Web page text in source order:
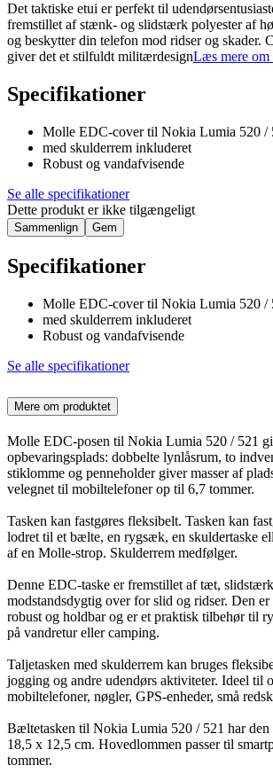
Det taktiske etui er perfekt til
fremstillet af stænk- og slidstærk polyester af
og beskytter din telefon mod ridser og skader.
giver det et stilfuldt militærdesignLæs mere om
Specifikationer
Molle EDC-cover til Nokia Lumia 520 /
med skulderrem inkluderet
Robust og vandafvisende
Se alle specifikationer
Dette produkt er ikke tilgængeligt
Sammenlign Gem
Specifikationer
Molle EDC-cover til Nokia Lumia 520 /
med skulderrem inkluderet
Robust og vandafvisende
Se alle specifikationer
Mere om produktet
Molle EDC-posen til Nokia Lumia 520 / 521
opbevaringsplads: dobbelte lynlåsrum, to
stiklomme og penneholder giver masser af
velegnet til mobiltelefoner op til 6,7 tommer.
Tasken kan fastgøres fleksibelt. Tasken kan
lodret til et bælte, en rygsæk, en skuldertaske
af en Molle-strop. Skulderrem medfølger.
Denne EDC-taske er fremstillet af tæt,
modstandsdygtig over for slid og ridser. Den er
robust og holdbar og er et praktisk tilbehør til
på vandretur eller camping.
Taljetasken med skulderrem kan bruges
jogging og andre udendørs aktiviteter. Ideel til
mobiltelefoner, nøgler, GPS-enheder, små
Bæltetasken til Nokia Lumia 520 / 521 har den
18,5 x 12,5 cm. Hovedlommen passer til
tommer.